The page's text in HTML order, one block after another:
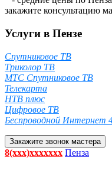
закажите консультацию
Услуги в Пензе
Спутниковое ТВ
Триколор ТВ
МТС Спутниковое ТВ
Телекарта
НТВ плюс
Цифровое ТВ
Беспроводной Интернет
Закажите звонок мастера
8(xxx)xxxxxxx Пенза